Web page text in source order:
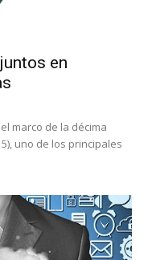
en
marco de la décima
uno de los principales